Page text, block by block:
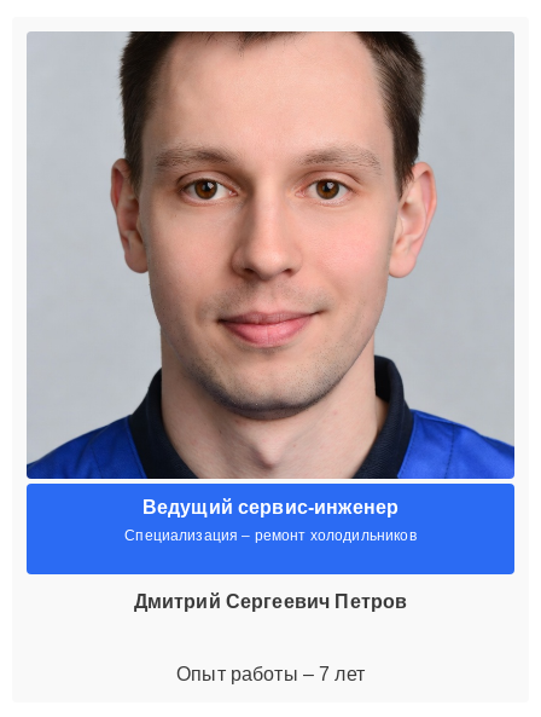
Ведущий сервис-инженер
Специализация – ремонт холодильников
Дмитрий Сергеевич Петров
Опыт работы – 7 лет